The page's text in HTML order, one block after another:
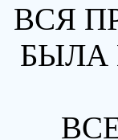
ВСЯ
БЫЛА